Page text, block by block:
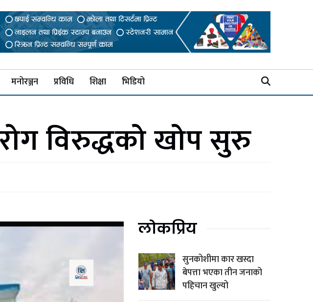
मनोरञ्जन प्रविधि शिक्षा भिडियो
विरुद्धको खोप सुरु
लोकप्रिय
सुनकोशीमा कार खस्दा
बेपत्ता भएका तीन जनाको
पहिचान खुल्यो